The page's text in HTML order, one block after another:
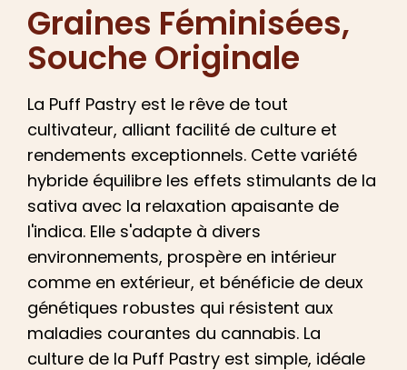
Graines Féminisées,
Souche Originale
La Puff Pastry est le rêve de tout
cultivateur, alliant facilité de culture et
rendements exceptionnels. Cette variété
hybride équilibre les effets stimulants de la
sativa avec la relaxation apaisante de
l'indica. Elle s'adapte à divers
environnements, prospère en intérieur
comme en extérieur, et bénéficie de deux
génétiques robustes qui résistent aux
maladies courantes du cannabis. La
culture de la Puff Pastry est simple, idéale